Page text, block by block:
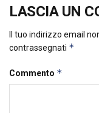
LASCIA UN
Il tuo indirizzo email
contrassegnati *
Commento *